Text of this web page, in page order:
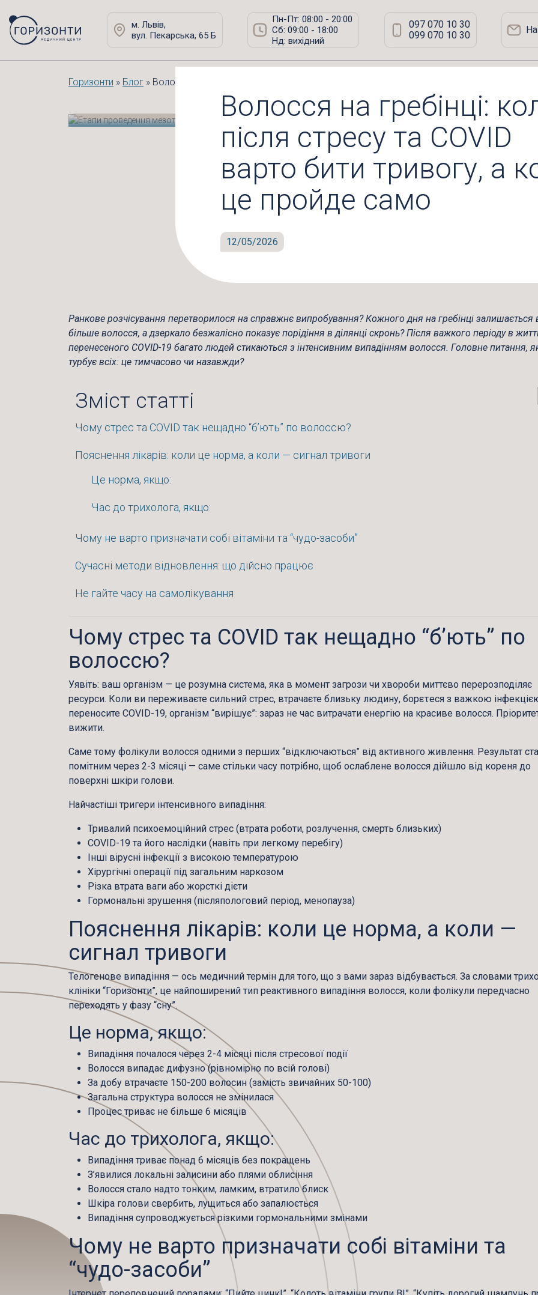
м. Львів,
вул. Пекарська, 65 Б
Пн-Пт: 08:00 - 20:00
Сб: 09:00 - 18:00
Нд: вихідний
097 070 10 30
099 070 10 30
Горизонти » Блог » Волосся на гребінці: коли після стресу та COVID варто бити тривогу, а коли це пройде
Волосся на гребінці:
після стресу та COVID
варто бити тривогу, а
це пройде само
12/05/2026
Ранкове розчісування перетворилося на справжнє випробування? Кожного дня на гребінці залишається
більше волосся, а дзеркало безжалісно показує порідіння в ділянці скронь? Після важкого періоду в
перенесеного COVID-19 багато людей стикаються з інтенсивним випадінням волосся. Головне питання,
турбує всіх: це тимчасово чи назавжди?
Зміст статті
Чому стрес та COVID так нещадно “б’ють” по волоссю?
Пояснення лікарів: коли це норма, а коли — сигнал тривоги
Це норма, якщо:
Час до трихолога, якщо:
Чому не варто призначати собі вітаміни та “чудо-засоби”
Сучасні методи відновлення: що дійсно працює
Не гайте часу на самолікування
Чому стрес та COVID так нещадно “б’ють” по
волоссю?
Уявіть: ваш організм — це розумна система, яка в момент загрози чи хвороби миттєво перерозподіляє
ресурси. Коли ви переживаєте сильний стрес, втрачаєте близьку людину, борετеся з важкою
переносите COVID-19, організм “вирішує”: зараз не час витрачати енергію на красиве волосся.
вижити.
Саме тому фолікули волосся одними з перших “відключаються” від активного живлення. Результат
помітним через 2-3 місяці — саме стільки часу потрібно, щоб ослаблене волосся дійшло від кореня до
поверхні шкіри голови.
Найчастіші тригери інтенсивного випадіння:
Тривалий психоемоційний стрес (втрата роботи, розлучення, смерть близьких)
COVID-19 та його наслідки (навіть при легкому перебігу)
Інші вірусні інфекції з високою температурою
Хірургічні операції під загальним наркозом
Різка втрата ваги або жорсткі дієти
Гормональні зрушення (післяпологовий період, менопауза)
Пояснення лікарів: коли це норма, а коли —
сигнал тривоги
Телогенове випадіння — ось медичний термін для того, що з вами зараз відбувається. За словами
клініки “Горизонти”, це найпоширений тип реактивного випадіння волосся, коли фолікули передчасно
переходять у фазу “сну”.
Це норма, якщо:
Випадіння почалося через 2-4 місяці після стресової події
Волосся випадає дифузно (рівномірно по всій голові)
За добу втрачаєте 150-200 волосин (замість звичайних 50-100)
Загальна структура волосся не змінилася
Процес триває не більше 6 місяців
Час до трихолога, якщо:
Випадіння триває понад 6 місяців без покращень
З’явилися локальні залисини або плями облисіння
Волосся стало надто тонким, ламким, втратило блиск
Шкіра голови свербить, лущиться або запалюється
Випадіння супроводжується різкими гормональними змінами
Чому не варто призначати собі вітаміни та
“чудо-засоби”